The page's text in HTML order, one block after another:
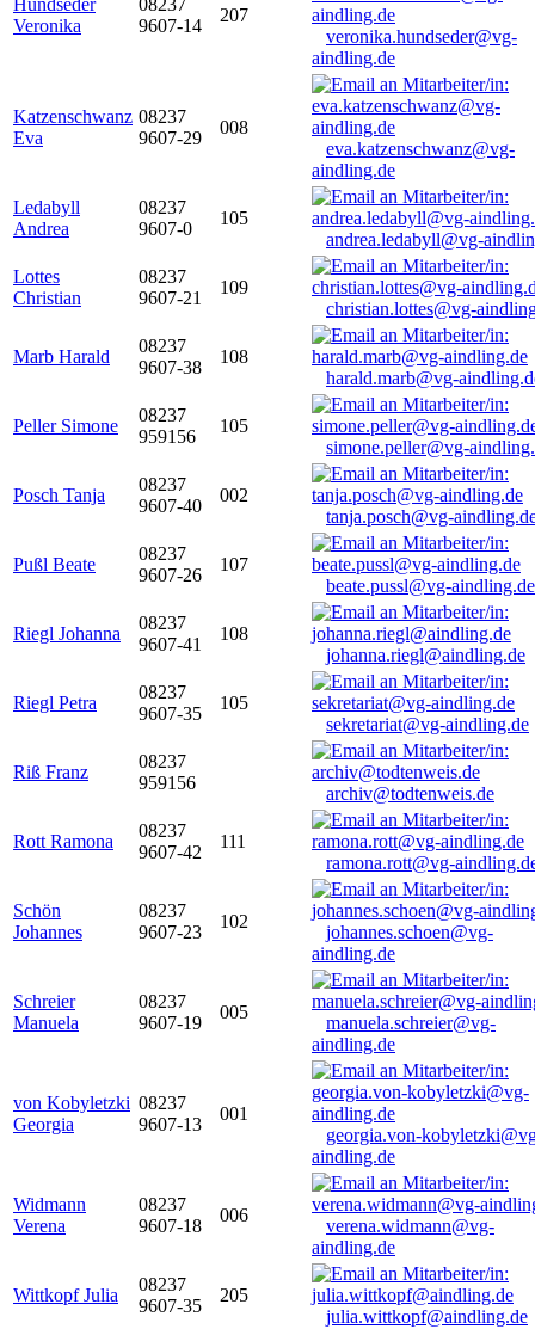
Hundseder
Veronika
08237
9607-14
207
veronika.hundseder@vg-
aindling.de
Katzenschwanz
Eva
08237
9607-29
008
eva.katzenschwanz@vg-
aindling.de
Ledabyll
Andrea
08237
9607-0
105
andrea.ledabyll@vg-
Lottes
Christian
08237
9607-21
109
christian.lottes@vg-
Marb Harald
08237
9607-38
108
harald.marb@vg-
Peller Simone
08237
959156
105
simone.peller@vg-
Posch Tanja
08237
9607-40
002
tanja.posch@vg-
Pußl Beate
08237
9607-26
107
beate.pussl@vg-aindling.de
Riegl Johanna
08237
9607-41
108
johanna.riegl@aindling.de
Riegl Petra
08237
9607-35
105
sekretariat@vg-aindling.de
Riß Franz
08237
959156
archiv@todtenweis.de
Rott Ramona
08237
9607-42
111
ramona.rott@vg-
Schön
Johannes
08237
9607-23
102
johannes.schoen@vg-
aindling.de
Schreier
Manuela
08237
9607-19
005
manuela.schreier@vg-
aindling.de
von Kobyletzki
Georgia
08237
9607-13
001
georgia.von-
aindling.de
Widmann
Verena
08237
9607-18
006
verena.widmann@vg-
aindling.de
Wittkopf Julia
08237
9607-35
205
julia.wittkopf@aindling.de